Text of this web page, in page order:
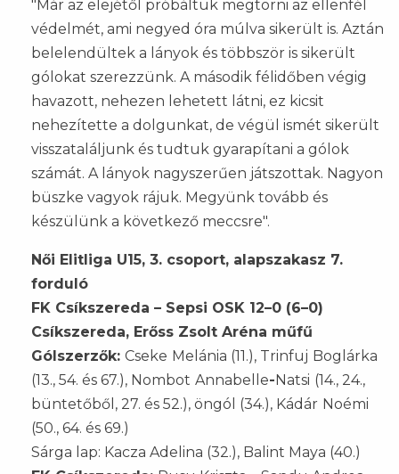
"Már az elejétől próbáltuk megtörni az ellenfél
védelmét, ami negyed óra múlva sikerült is. Aztán
belelendültek a lányok és többször is sikerült
gólokat szerezzünk. A második félidőben végig
havazott, nehezen lehetett látni, ez kicsit
nehezítette a dolgunkat, de végül ismét sikerült
visszataláljunk és tudtuk gyarapítani a gólok
számát. A lányok nagyszerűen játszottak. Nagyon
büszke vagyok rájuk. Megyünk tovább és
készülünk a következő meccsre".
Női Elitliga U15, 3. csoport, alapszakasz 7.
forduló
FK Csíkszereda – Sepsi OSK 12–0 (6–0)
Csíkszereda, Erőss Zsolt Aréna műfű
Gólszerzők: Cseke Melánia (11.), Trinfuj Boglárka
(13., 54. és 67.), Nombot Annabelle-Natsi (14., 24.,
büntetőből, 27. és 52.), öngól (34.), Kádár Noémi
(50., 64. és 69.)
Sárga lap: Kacza Adelina (32.), Balint Maya (40.)